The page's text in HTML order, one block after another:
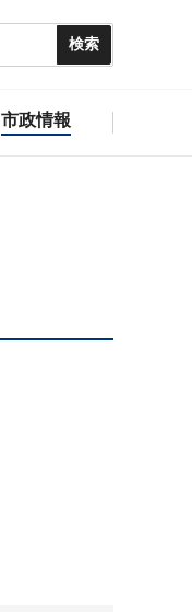
市政情報